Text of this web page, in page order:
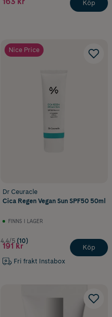
Köp
Nice Price
Dr Ceuracle
Cica Regen Vegan Sun SPF50 50ml
FINNS I LAGER
4.4/5 (10)
191 kr
Fri frakt Instabox
Köp